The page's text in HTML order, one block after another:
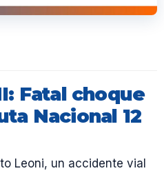
Fatal choque
Nacional 12
Leoni, un accidente vial